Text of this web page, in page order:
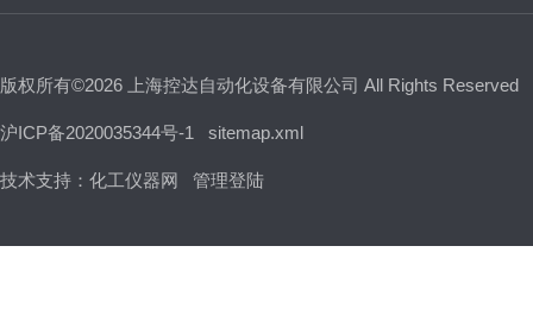
版权所有©2026 上海控达自动化设备有限公司 All Rights Reserved
沪ICP备2020035344号-1 sitemap.xml
技术支持： 化工仪器网 管理登陆